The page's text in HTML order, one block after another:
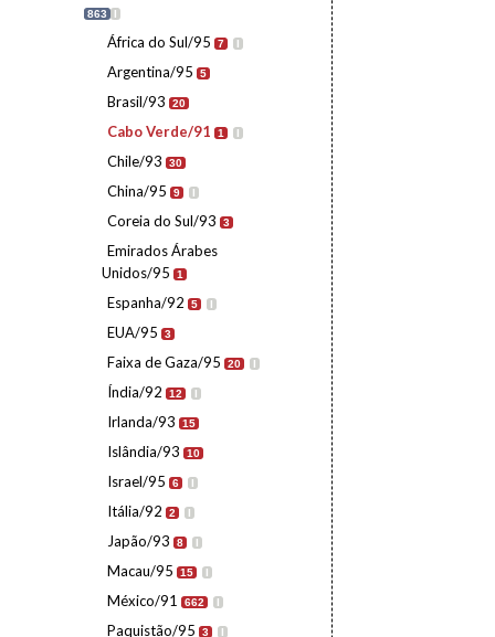
863 I
África do Sul/95 7 I
Argentina/95 5
Brasil/93 20
Cabo Verde/91 1 I
Chile/93 30
China/95 9 I
Coreia do Sul/93 3
Emirados Árabes
Unidos/95
1
Espanha/92 5 I
EUA/95 3
Faixa de Gaza/95 20 I
Índia/92 12 I
Irlanda/93 15
Islândia/93 10
Israel/95 6 I
Itália/92 2 I
Japão/93 8 I
Macau/95 15 I
México/91 662 I
Paquistão/95 3 I